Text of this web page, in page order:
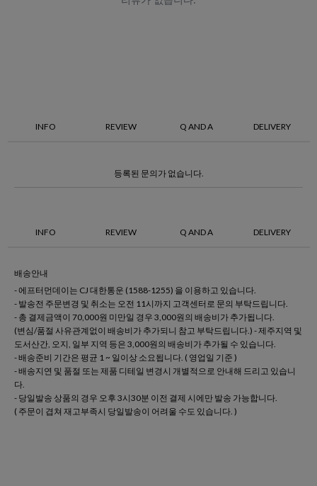
INFO REVIEW Q AND A DELIVERY
등록된 문의가 없습니다.
INFO REVIEW Q AND A DELIVERY
배송안내
- 에프터먼데이는 CJ 대한통운 (1588-1255) 을 이용하고 있습니다.
- 발송전 주문변경 및 취소는 오전 11시까지 고객센터로 문의 부탁드립니다.
- 총 결제금액이 70,000원 미만일 경우 3,000원의 배송비가 추가됩니다.
(변심/품절 사유관계없이 배송비가 추가되니 참고 부탁드립니다.) - 제주지역 및
도서산간, 오지, 일부 지역 등은 3,000원의 배송비가 추가될 수 있습니다.
- 배송준비 기간은 평균 1 ~ 일이상 소요됩니다. ( 영업일 기준 )
- 배송지연 및 품절 또는 제품 디테일 변경시 개별적으로 안내해 드리고 있습니
다.
- 당일발송 상품의 경우 오후 3시30분 이전 결제 시에만 발송 가능합니다.
( 주문이 겹쳐 재고부족시 당일발송이 어려울 수도 있습니다. )